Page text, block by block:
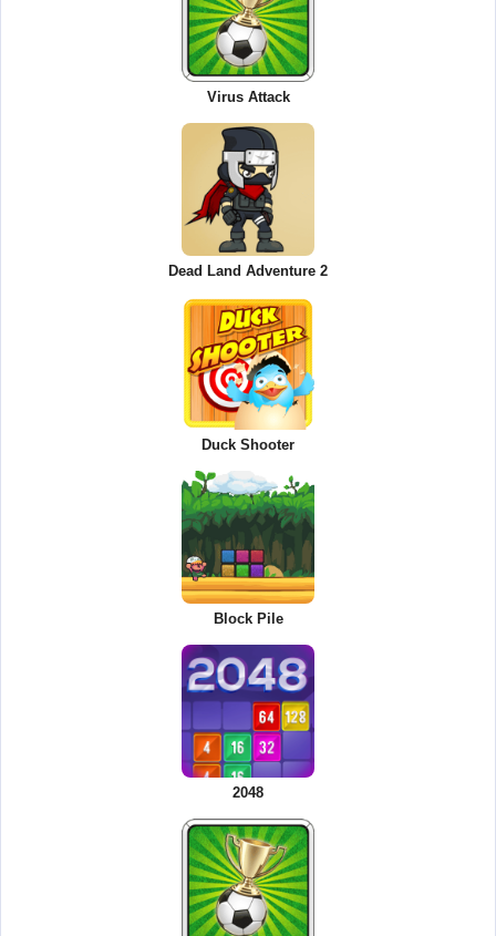
Virus Attack
Dead Land Adventure 2
Duck Shooter
Block Pile
2048